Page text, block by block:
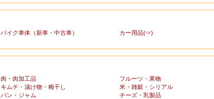
バイク車体（新車・中古車） カー用品(⇒)
肉・肉加工品 フルーツ・果物
キムチ・漬け物・梅干し 米・雑穀・シリアル
パン・ジャム チーズ・乳製品